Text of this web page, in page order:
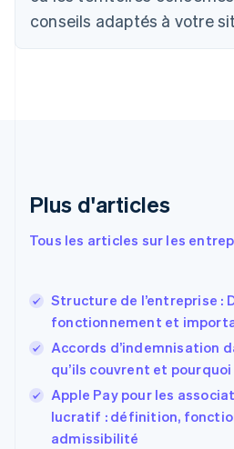
conseils adaptés à votre
Plus d'articles
Tous les articles sur les
Structure de l’entreprise :
fonctionnement et
Accords d’indemnisation
qu’ils couvrent et
Apple Pay pour les
lucratif : définition,
admissibilité
English Français
Chine continentale
Espagne
Estonie
EnglishEspañol简体中文
Finlande
English Svenska
FrançaisEnglish
Gibraltar
English
Grèce